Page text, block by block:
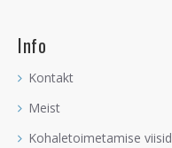
Info
Kontakt
Meist
Kohaletoimetamise viisid